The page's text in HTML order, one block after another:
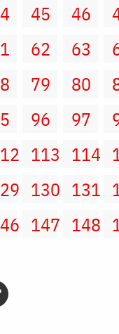
45 46
62 63
79 80
96 97
113 114
130 131
147 148